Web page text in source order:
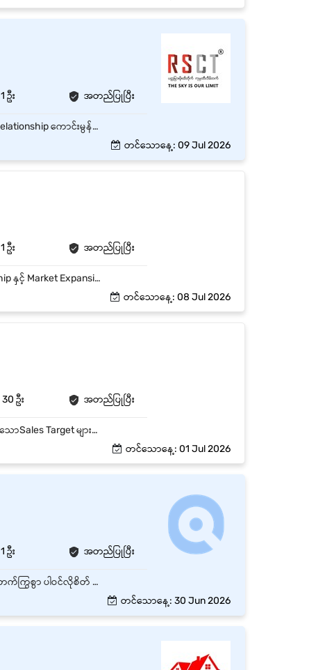
1 ဦး အတည်ပြုပြီး
Senior Sales သည် ကုမ္ပဏီ၏ Product/Service များကို ရောင်းအားတိုးတက်စေရန်၊ Customer Relationship ကောင်းမွန်စေရန်နှင့် Sales Target များကို အောင်မြင်စေရန် တာဝန်ယူဆောင်ရွက်ရမည့် Position ဖြစ်သည်။ Key Responsibilities Company Product/Service များကို Customer များထံ မိတ်ဆက်ရောင်းချခြင်း Sales Target များ ပြည့်မီစေရန် အစီအစဉ်ချပြီး လုပ်ဆောင်ခြင်း Existing Customer များနှင့် Relationship ကောင်းမွန်စွာ ထိန်းသိမ်းခြင်း New Customer များ ရှာဖွေချိတ်ဆက်ခြင်း Customer Inquiry, Complaint များကို ဖြေရှင်းပေးခြင်း Market Trend နှင့် Competitor Information များကို စုဆောင်းတင်ပြခြင်း Daily / Weekly / Monthly Sales Report များ ပြုလုပ်တင်ပြခြင်း Promotion Campaign နှင့် Marketing Activity များတွင် ပူးပေါင်းဆောင်ရွက်ခြင်း Junior Sales များကို Guidance နှင့် Training ပေးခြင်း Management မှ ချမှတ်ထားသော Sales Strategy များကို အကောင်အထည်ဖော်ခြင်း
တင်သောနေ့: 09 Jul 2026
1 ဦး အတည်ပြုပြီး
Sales Supervisor သည် Sales Team ကိုဦးဆောင်ပြီး အရောင်းတိုးတက်မှု၊ Customer Relationship နှင့် Market Expansion ကို တာဝန်ယူဆောင်ရွက်ရပါမည်။ Sales Target များကို ပြည့်မီစေရန် Team Management နှင့် Field Operation များကို စနစ်တကျ ကြီးကြပ်ရမည်။ Key Responsibilities Sales Target များ ပြည့်မီအောင် စီမံဆောင်ရွက်ခြင်း Sales Representative / Sales Staff များကို ကြီးကြပ်၊ လေ့ကျင့်၊ အကဲဖြတ်ခြင်း Daily / Weekly / Monthly Sales Plan များရေးဆွဲခြင်း Market Survey နှင့် Competitor Analysis ပြုလုပ်ခြင်း New Customer များရှာဖွေတိုးချဲ့ခြင်း Existing Customer Relationship ကို ထိန်းသိမ်းခြင်း Sales Route နှင့် Area Coverage များစစ်ဆေးခြင်း Stock Availability နှင့် Delivery Process များ Coordinate လုပ်ခြင်း Sales Report များကို အချိန်မီတင်ပြခြင်း Promotion Campaign နှင့် Marketing Activity များတွင် ပူးပေါင်းဆောင်ရွက်ခြင်း Customer Complaint များကို ဖြေရှင်းပေးခြင်း Company Policy နှင့် SOP များကို Team အတွင်းလိုက်နာစေရန် ကြီးကြပ်ခြင်း
တင်သောနေ့: 08 Jul 2026
30 ဦး အတည်ပြုပြီး
Customer နှင့်မိမိ လုပ်ငန်းကြားတွင် အဆင်ပြေဆုံးဖြစ်စေရန်ညှိနှိုင်းဆောင်ရွက်ရပါမည်။ ချမှတ်ထားသောSales Target များပြည့်မှီအောင် ဆောင်ရွက်ရပါမည်။ Customer များ၏ Feedback များကို အမြဲတင်ပြပေးရပါမည်။
တင်သောနေ့: 01 Jul 2026
1 ဦး အတည်ပြုပြီး
လှိုင်မြို့နယ်ရှိ City Leader Real Estate နှင့် ပူးပေါင်းလုပ်ကိုင်နိုင်ရန် အရောင်းပိုင်းနှင့် ပတ်သက်ပြီး တက်ကြွစွာ ပါဝင်လိုစိတ် သင်ယူလိုစိတ်ရှိရုံဖြင့် အရောင်းဝန်ထမ်းကောင်းတစ်ဦးဖြစ်စေရန် သင်ကြားရင်း လက်တွဲခေါ်သွားပါမည်။
တင်သောနေ့: 30 Jun 2026